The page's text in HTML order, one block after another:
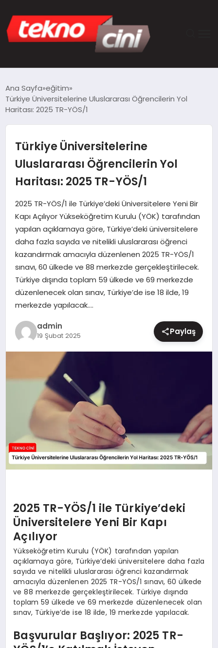
TEKNOLOJI
SAĞLIK
DÜNYA
MAGAZIN
Ana Sayfa eğitim
Türkiye Üniversitelerine Uluslararası Öğrencilerin Yol
Haritası: 2025 TR-YÖS/1
Türkiye Üniversitelerine
Uluslararası Öğrencilerin Yol
Haritası: 2025 TR-YÖS/1
2025 TR-YÖS/1 ile Türkiye’deki Üniversitelere Yeni Bir
Kapı Açılıyor Yükseköğretim Kurulu (YÖK) tarafından
yapılan açıklamaya göre, Türkiye’deki üniversitelere
daha fazla sayıda ve nitelikli uluslararası öğrenci
kazandırmak amacıyla düzenlenen 2025 TR-YÖS/1
sınavı, 60 ülkede ve 88 merkezde gerçekleştirilecek.
Türkiye dışında toplam 59 ülkede ve 69 merkezde
düzenlenecek olan sınav, Türkiye’de ise 18 ilde, 19
merkezde yapılacak….
admin
19 Şubat 2025 Paylaş
2025 TR-YÖS/1 ile Türkiye’deki
Üniversitelere Yeni Bir Kapı
Açılıyor
Yükseköğretim Kurulu (YÖK) tarafından yapılan
açıklamaya göre, Türkiye’deki üniversitelere daha fazla
sayıda ve nitelikli uluslararası öğrenci kazandırmak
amacıyla düzenlenen 2025 TR-YÖS/1 sınavı, 60 ülkede
ve 88 merkezde gerçekleştirilecek. Türkiye dışında
toplam 59 ülkede ve 69 merkezde düzenlenecek olan
sınav, Türkiye’de ise 18 ilde, 19 merkezde yapılacak.
Başvurular Başlıyor: 2025 TR-